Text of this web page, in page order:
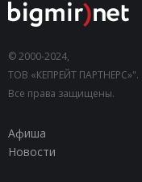
© 2000-2024,
ТОВ «КЕПРЕЙТ ПАРТНЕРС»".
Все права защищены.
Афиша
Новости